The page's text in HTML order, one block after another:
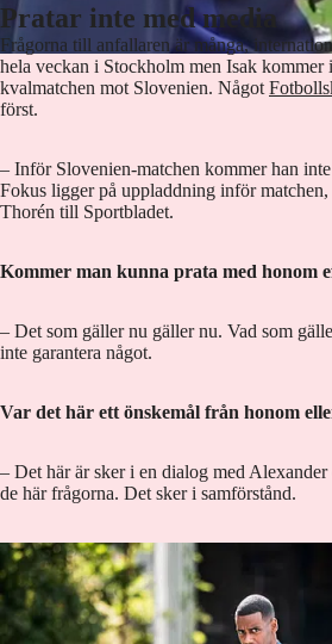
Pratar inte med media
Frågorna till anfallaren är många,
hela veckan i Stockholm men Isak
kvalmatchen mot Slovenien. Något
först.
– Inför Slovenien-matchen kommer han
Fokus ligger på uppladdning inför matchen,
Thorén till Sportbladet.
Kommer man kunna prata med honom
– Det som gäller nu gäller nu. Vad som
inte garantera något.
Var det här ett önskemål från honom
– Det här är sker i en dialog med Alexander
de här frågorna. Det sker i samförstånd.
Alexander Isak under onsdagens träning